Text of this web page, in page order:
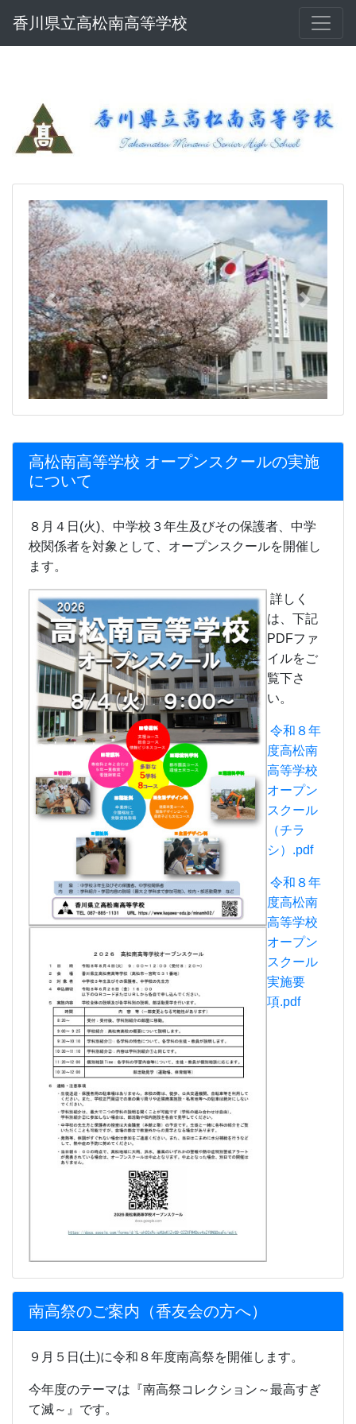
香川県立高松南高等学校
Previous
高松南高等学校 オープンスクールの実施
について
８月４日(火)、中学校３年生及びその保護者、中学
校関係者を対象として、オープンスクールを開催し
ます。
詳しく
は、下記
PDFファ
イルをご
い。
令和８年
度高松南
オープン
スクール
（チラ
シ）.pdf
令和８年
度高松南
高等学校
オープン
スクール
実施要
項.pdf
南高祭のご案内（香友会の方へ）
９月５日(土)に令和８年度南高祭を開催します。
今年度のテーマは『南高祭コレクション～最高すぎ
て滅～』です。
南高祭香友会の方へ.pdf